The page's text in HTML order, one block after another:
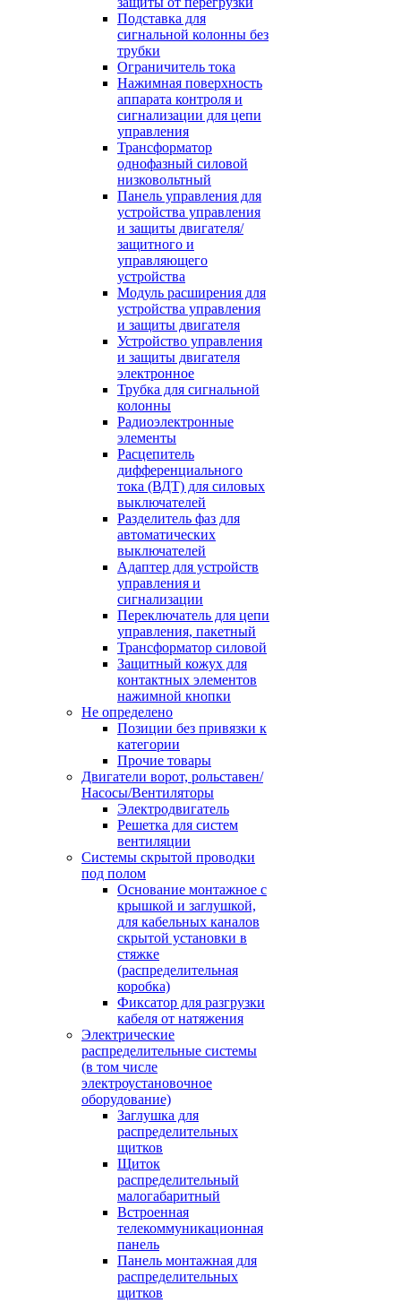
Подставка для
сигнальной колонны без
трубки
Ограничитель тока
Нажимная поверхность
аппарата контроля и
сигнализации для цепи
управления
Трансформатор
однофазный силовой
низковольтный
Панель управления для
устройства управления
и защиты двигателя/
защитного и
управляющего
устройства
Модуль расширения для
устройства управления
и защиты двигателя
Устройство управления
и защиты двигателя
электронное
Трубка для сигнальной
колонны
Радиоэлектронные
элементы
Расцепитель
дифференциального
тока (ВДТ) для силовых
выключателей
Разделитель фаз для
автоматических
выключателей
Адаптер для устройств
управления и
сигнализации
Переключатель для цепи
управления, пакетный
Трансформатор силовой
Защитный кожух для
контактных элементов
нажимной кнопки
Не определено
Позиции без привязки к
категории
Прочие товары
Двигатели ворот, рольставен/
Насосы/Вентиляторы
Электродвигатель
Решетка для систем
вентиляции
Системы скрытой проводки
под полом
Основание монтажное с
крышкой и заглушкой,
для кабельных каналов
скрытой установки в
стяжке
(распределительная
коробка)
Фиксатор для разгрузки
кабеля от натяжения
Электрические
распределительные системы
(в том числе
электроустановочное
оборудование)
Заглушка для
распределительных
щитков
Щиток
распределительный
малогабаритный
Встроенная
телекоммуникационная
панель
Панель монтажная для
распределительных
щитков